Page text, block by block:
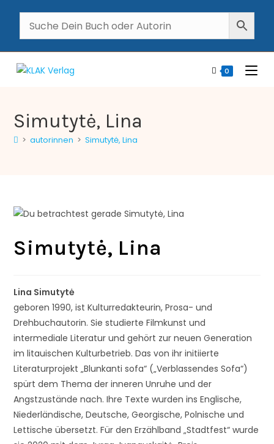
0
Simutytė, Lina
> autorinnen > Simutytė, Lina
Simutytė, Lina
Lina Simutytė
geboren 1990, ist Kulturredakteurin, Prosa- und
Drehbuchautorin. Sie studierte Filmkunst und
intermediale Literatur und gehört zur neuen Generation
im litauischen Kulturbetrieb. Das von ihr initiierte
Literaturprojekt „Blunkanti sofa“ („Verblassendes Sofa“)
spürt dem Thema der inneren Unruhe und der
Angstzustände nach. Ihre Texte wurden ins Englische,
Niederländische, Deutsche, Georgische, Polnische und
Lettische übersetzt. Für den Erzählband „Stadtfest“ wurde